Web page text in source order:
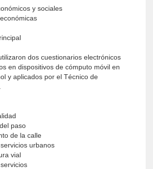
y sociales
dos cuestionarios electrónicos
en dispositivos de cómputo móvil en
y aplicados por el Técnico de
paso
de la calle
urbanos
vial